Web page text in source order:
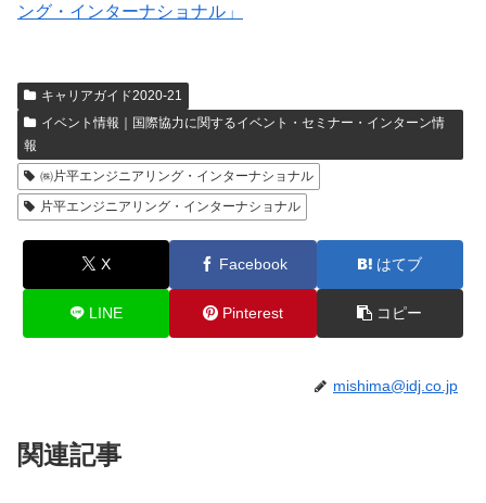
ング・インターナショナル」
キャリアガイド2020-21
イベント情報｜国際協力に関するイベント・セミナー・インターン情
報
㈱片平エンジニアリング・インターナショナル
片平エンジニアリング・インターナショナル
X Facebook はてブ
LINE Pinterest コピー
mishima@idj.co.jp
関連記事